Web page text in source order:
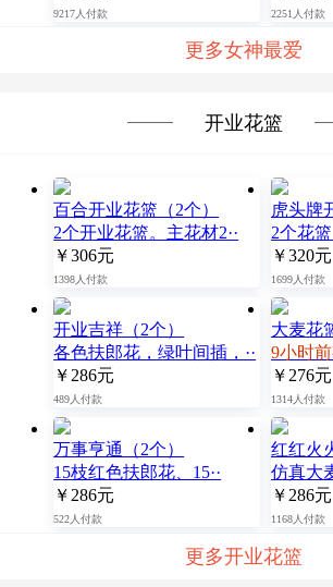
9217人付款 2251人付款
更多女神最爱
开业花篮
百合开业花篮（2个）
2个开业花篮。主花材2··
￥306元
1398人付款
虎头牌
2个花
￥320元
1699人付款
开业吉祥（2个）
各色扶郎花，绿叶间插，··
￥286元
489人付款
大麦花
9小时
￥276元
1314人付款
万事亨通（2个）
15枝红色扶郎花、15··
￥286元
522人付款
红红火
仿真大
￥286元
1168人付款
更多开业花篮